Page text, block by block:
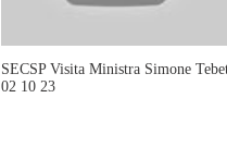
SECSP Visita Ministra Simone
02 10 23